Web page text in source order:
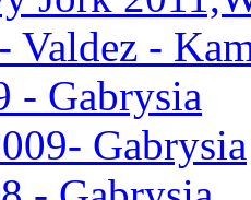
Valdez -
- Gabrysia
Gabrysia